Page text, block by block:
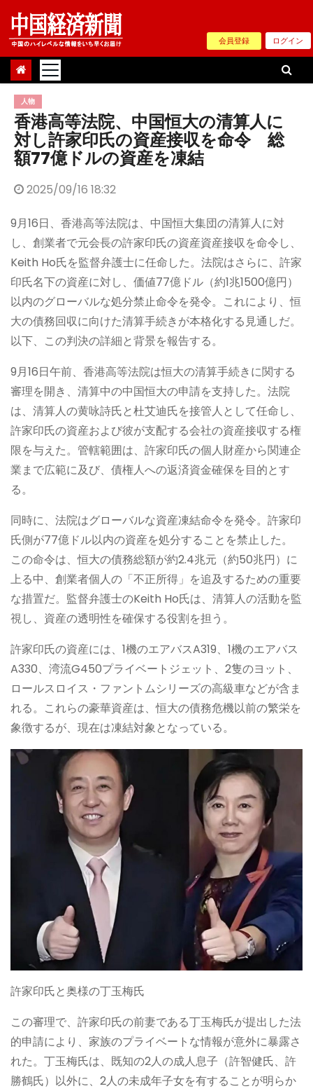
Skip
content
会員登録 ログイン
人物
香港高等法院、中国恒大の清算人に
対し許家印氏の資産接収を命令 総
額77億ドルの資産を凍結
2025/09/16 18:32
9月16日、香港高等法院は、中国恒大集団の清算人に対
し、創業者で元会長の許家印氏の資産資産接収を命令し、
Keith Ho氏を監督弁護士に任命した。法院はさらに、許家
印氏名下の資産に対し、価値77億ドル（約1兆1500億円）
以内のグローバルな処分禁止命令を発令。これにより、恒
大の債務回収に向けた清算手続きが本格化する見通しだ。
以下、この判決の詳細と背景を報告する。
9月16日午前、香港高等法院は恒大の清算手続きに関する
審理を開き、清算中の中国恒大の申請を支持した。法院
は、清算人の黄咏詩氏と杜艾迪氏を接管人として任命し、
許家印氏の資産および彼が支配する会社の資産接収する権
限を与えた。管轄範囲は、許家印氏の個人財産から関連企
業まで広範に及び、債権人への返済資金確保を目的とす
る。
同時に、法院はグローバルな資産凍結命令を発令。許家印
氏側が77億ドル以内の資産を処分することを禁止した。
この命令は、恒大の債務総額が約2.4兆元（約50兆円）に
上る中、創業者個人の「不正所得」を追及するための重要
な措置だ。監督弁護士のKeith Ho氏は、清算人の活動を監
視し、資産の透明性を確保する役割を担う。
許家印氏の資産には、1機のエアバスA319、1機のエアバス
A330、湾流G450プライベートジェット、2隻のヨット、
ロールスロイス・ファントムシリーズの高級車などが含ま
れる。これらの豪華資産は、恒大の債務危機以前の繁栄を
象徴するが、現在は凍結対象となっている。
許家印氏と奥様の丁玉梅氏
この審理で、許家印氏の前妻である丁玉梅氏が提出した法
的申請により、家族のプライベートな情報が意外に暴露さ
れた。丁玉梅氏は、既知の2人の成人息子（許智健氏、許
勝鶴氏）以外に、2人の未成年子女を有することが明らか